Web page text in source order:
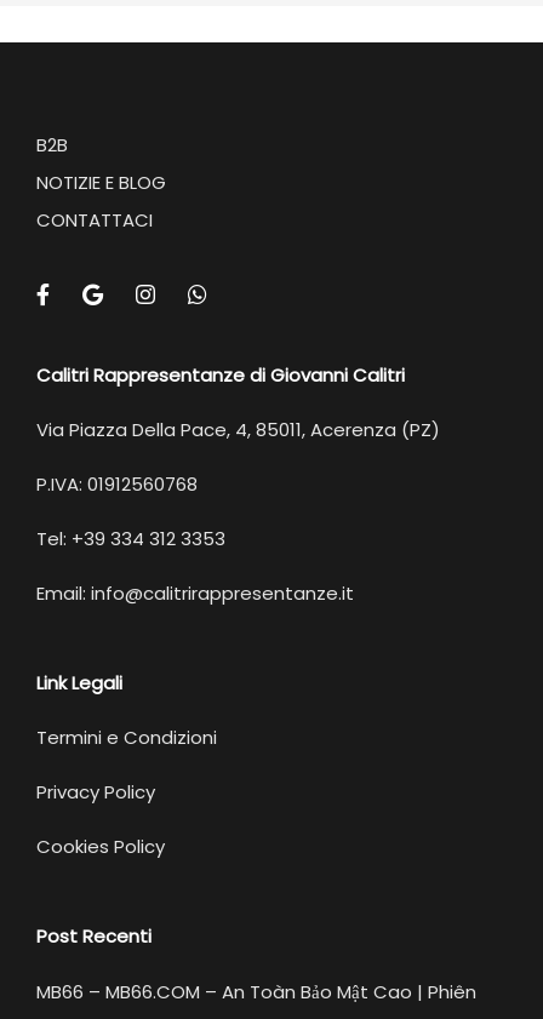
B2B
NOTIZIE E BLOG
CONTATTACI
Calitri Rappresentanze di Giovanni Calitri
Via Piazza Della Pace, 4, 85011, Acerenza (PZ)
P.IVA: 01912560768
Tel: +39 334 312 3353
Email: info@calitrirappresentanze.it
Link Legali
Termini e Condizioni
Privacy Policy
Cookies Policy
Post Recenti
MB66 – MB66.COM – An Toàn Bảo Mật Cao | Phiên